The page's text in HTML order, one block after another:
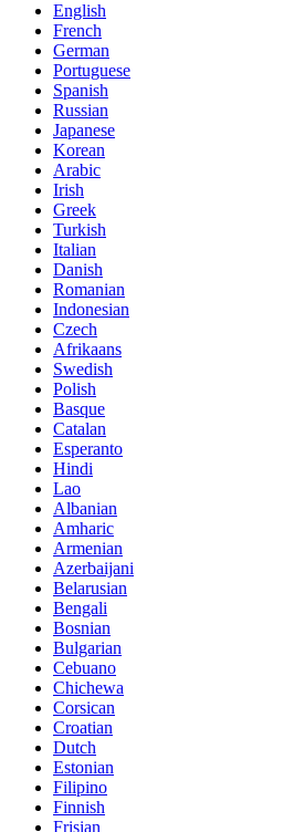
English
French
German
Portuguese
Spanish
Russian
Japanese
Korean
Arabic
Irish
Greek
Turkish
Italian
Danish
Romanian
Indonesian
Czech
Afrikaans
Swedish
Polish
Basque
Catalan
Esperanto
Hindi
Lao
Albanian
Amharic
Armenian
Azerbaijani
Belarusian
Bengali
Bosnian
Bulgarian
Cebuano
Chichewa
Corsican
Croatian
Dutch
Estonian
Filipino
Finnish
Frisian